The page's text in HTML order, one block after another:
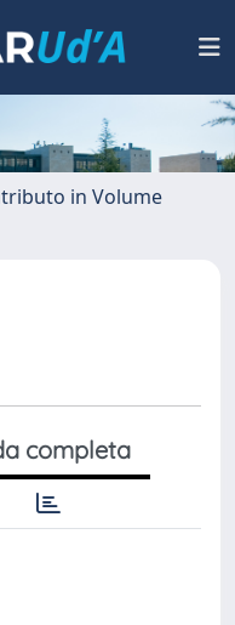
in Volume
completa